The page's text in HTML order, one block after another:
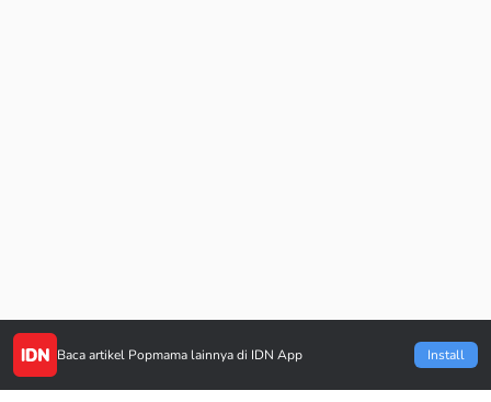
Baca artikel Popmama lainnya di IDN App Install